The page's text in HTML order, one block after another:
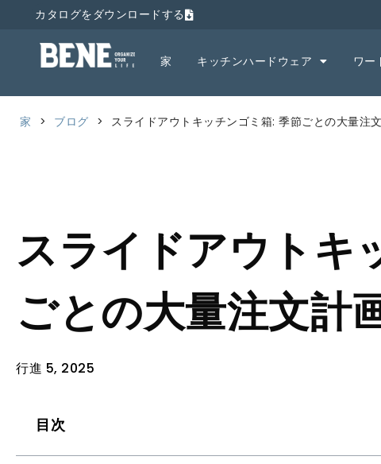
カタログをダウンロードする
家 キッチンハードウェア ワー
家 > ブログ > スライドアウトキッチンゴミ箱: 季節ごとの大量注
スライドアウトキ
ごとの大量注文計
行進 5, 2025
目次